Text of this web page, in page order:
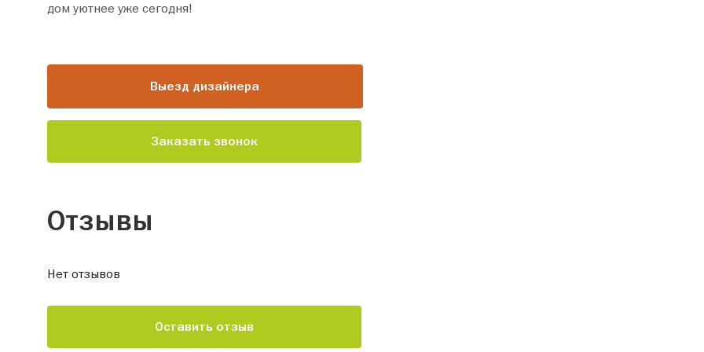
дом уютнее уже сегодня!
Выезд дизайнера
Заказать звонок
Отзывы
Нет отзывов
Оставить отзыв